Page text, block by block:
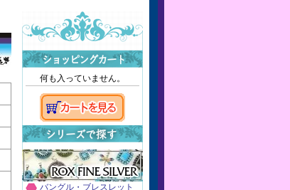
何も入っていません。
バングル・ブレスレット